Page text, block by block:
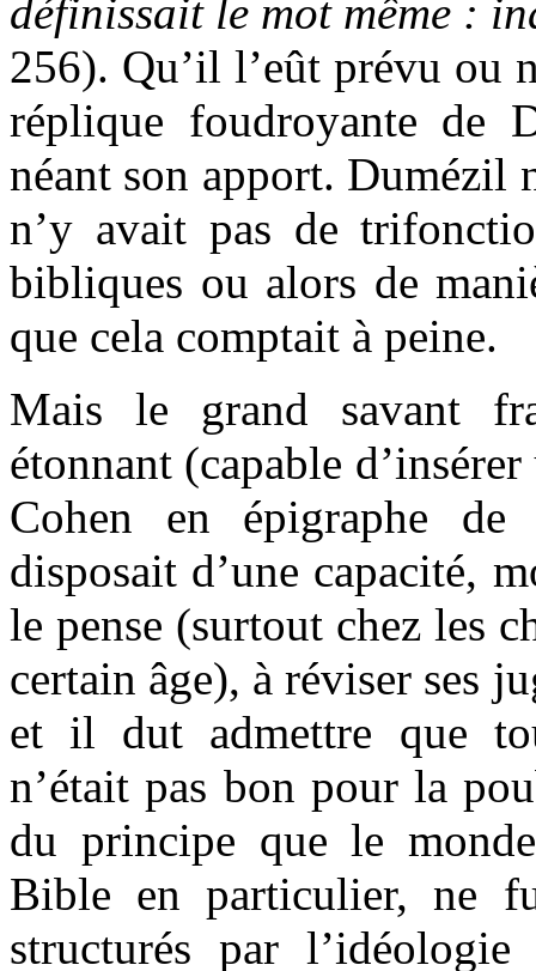
définissait le mot même :
256). Qu’il l’eût prévu ou
réplique foudroyante de
néant son apport. Dumézil
n’y avait pas de
bibliques ou alors de
que cela comptait à peine.
Mais le grand savant
étonnant (capable
Cohen en épigraphe
disposait d’une capacité,
le pense (surtout chez les
certain âge), à réviser ses
et il dut admettre que
n’était pas bon pour la
du principe que le
Bible en particulier, ne
structurés par